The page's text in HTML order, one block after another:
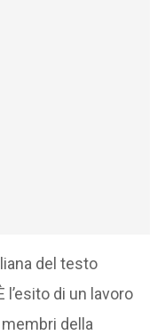
del testo
l’esito di un lavoro
della